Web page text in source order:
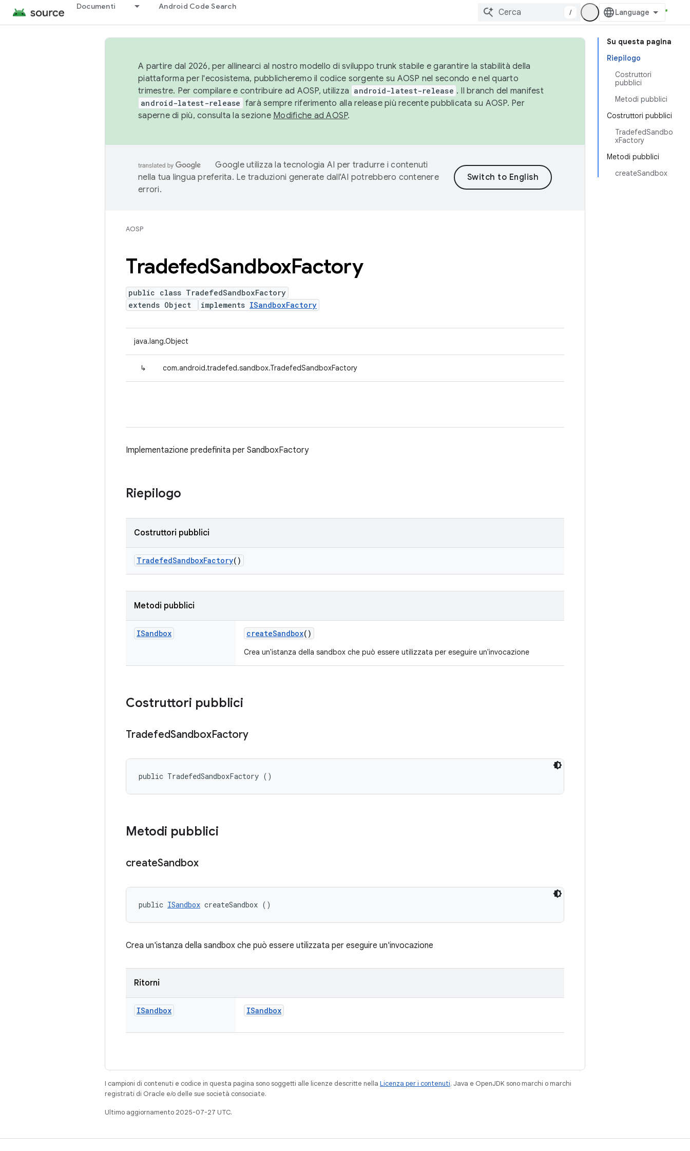
Documenti Android Code Search
/
Su questa pagina
Riepilogo
Costruttori
pubblici
Metodi pubblici
Costruttori pubblici
TradefedSandbo
xFactory
Metodi pubblici
createSandbox
A partire dal 2026, per allinearci al nostro modello di sviluppo trunk stabile e garantire la stabilità della
piattaforma per l'ecosistema, pubblicheremo il codice sorgente su AOSP nel secondo e nel quarto
trimestre. Per compilare e contribuire ad AOSP, utilizza android-latest-release . Il branch del manifest
android-latest-release farà sempre riferimento alla release più recente pubblicata su AOSP. Per
saperne di più, consulta la sezione Modifiche ad AOSP.
Google utilizza la tecnologia AI per tradurre i contenuti
nella tua lingua preferita. Le traduzioni generate dall'AI potrebbero contenere
errori.
AOSP
TradefedSandboxFactory
public class TradefedSandboxFactory
extends Object
implements ISandboxFactory
java.lang.Object
↳ com.android.tradefed.sandbox.TradefedSandboxFactory
Implementazione predefinita per SandboxFactory
Riepilogo
Costruttori pubblici
TradefedSandboxFactory()
Metodi pubblici
ISandbox createSandbox()
Crea un'istanza della sandbox che può essere utilizzata per eseguire un'invocazione
Costruttori pubblici
TradefedSandboxFactory
public TradefedSandboxFactory ()
Metodi pubblici
createSandbox
public ISandbox createSandbox ()
Crea un'istanza della sandbox che può essere utilizzata per eseguire un'invocazione
Ritorni
ISandbox ISandbox
I campioni di contenuti e codice in questa pagina sono soggetti alle licenze descritte nella Licenza per i contenuti. Java e OpenJDK sono marchi o marchi
registrati di Oracle e/o delle sue società consociate.
Ultimo aggiornamento 2025-07-27 UTC.